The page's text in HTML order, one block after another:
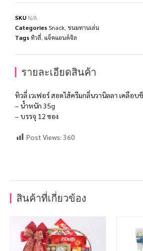
SKU N/A
CategoriesSnack ขนมทานเล่น
Tagsทิวลี่ แจ็คแอนด์จิล
รายละเอียดสินค้า
ทิวลี่ เวเฟอร์ สอดไส้ครีมกลิ่นวานิลลา เคลือบ
– น้ำหนัก 35g
– บรรจุ 12 ซอง
Post Views: 360
สินค้าที่เกี่ยวข้อง